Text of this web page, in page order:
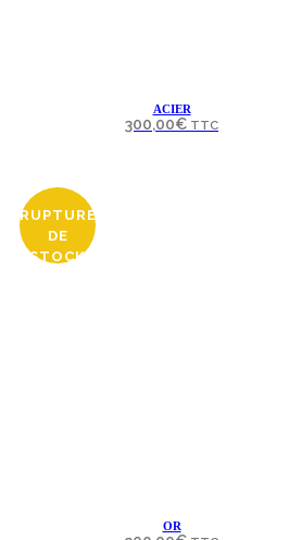
ACIER
300,00€ TTC
RUPTURE
DE
STOCK
OR